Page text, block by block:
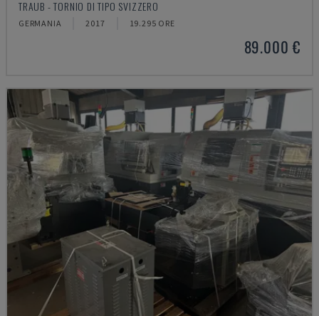
TRAUB - TORNIO DI TIPO SVIZZERO
GERMANIA 2017 19.295 ORE
89.000 €